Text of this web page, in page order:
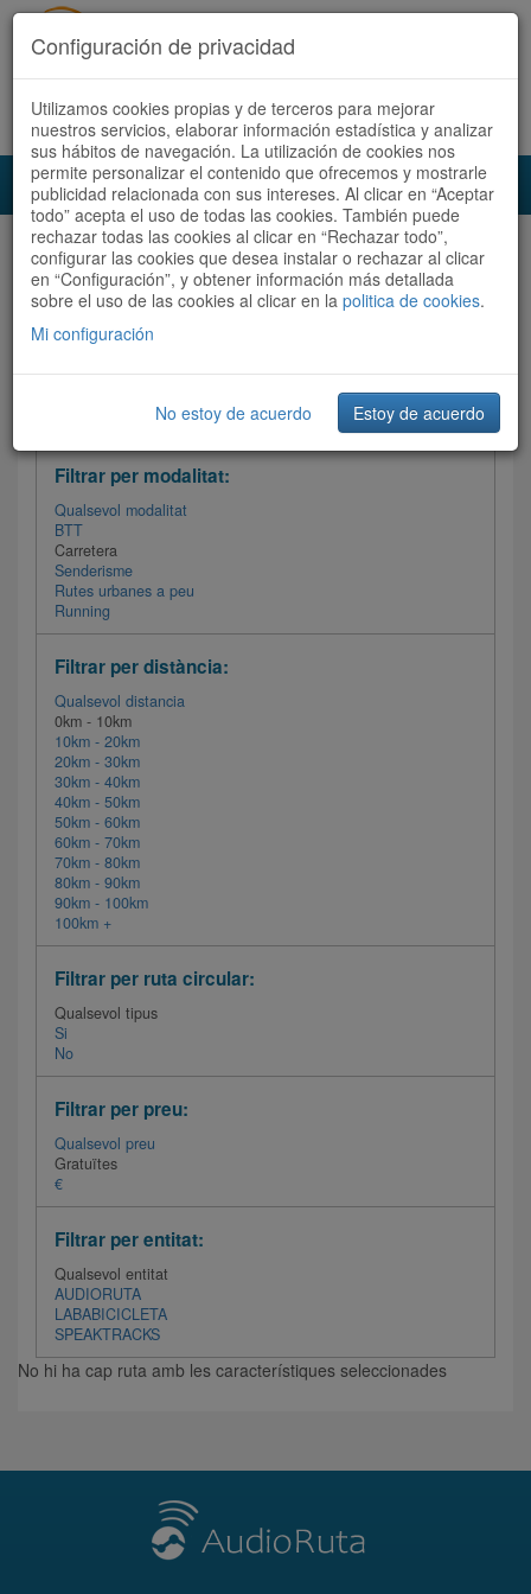
Accedeix Registra't ara Español Català
Audioruta Totes les rutes
Totes les rutes Ordenar per:Més recents/ Dificultat
Filtrar les rutes
Filtrar per modalitat:
Qualsevol modalitat
BTT
Carretera
Senderisme
Rutes urbanes a peu
Running
Filtrar per distància:
Qualsevol distancia
0km - 10km
10km - 20km
20km - 30km
30km - 40km
40km - 50km
50km - 60km
60km - 70km
70km - 80km
80km - 90km
90km - 100km
100km +
Filtrar per ruta circular:
Qualsevol tipus
Si
No
Filtrar per preu:
Qualsevol preu
Gratuïtes
€
Filtrar per entitat:
Qualsevol entitat
AUDIORUTA
LABABICICLETA
SPEAKTRACKS
No hi ha cap ruta amb les característiques seleccionades
Configuración de privacidad
Utilizamos cookies propias y de terceros para mejorar
nuestros servicios, elaborar información estadística y analizar
sus hábitos de navegación. La utilización de cookies nos
permite personalizar el contenido que ofrecemos y mostrarle
publicidad relacionada con sus intereses. Al clicar en “Aceptar
todo” acepta el uso de todas las cookies. También puede
rechazar todas las cookies al clicar en “Rechazar todo”,
configurar las cookies que desea instalar o rechazar al clicar
en “Configuración”, y obtener información más detallada
sobre el uso de las cookies al clicar en la politica de cookies.
Mi configuración
No estoy de acuerdo Estoy de acuerdo